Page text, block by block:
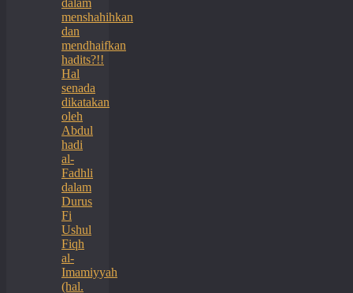
dalam
menshahihkan
dan
mendhaifkan
hadits?!!
Hal
senada
dikatakan
oleh
Abdul
hadi
al-
Fadhli
dalam
Durus
Fi
Ushul
Fiqh
al-
Imamiyyah
(hal.